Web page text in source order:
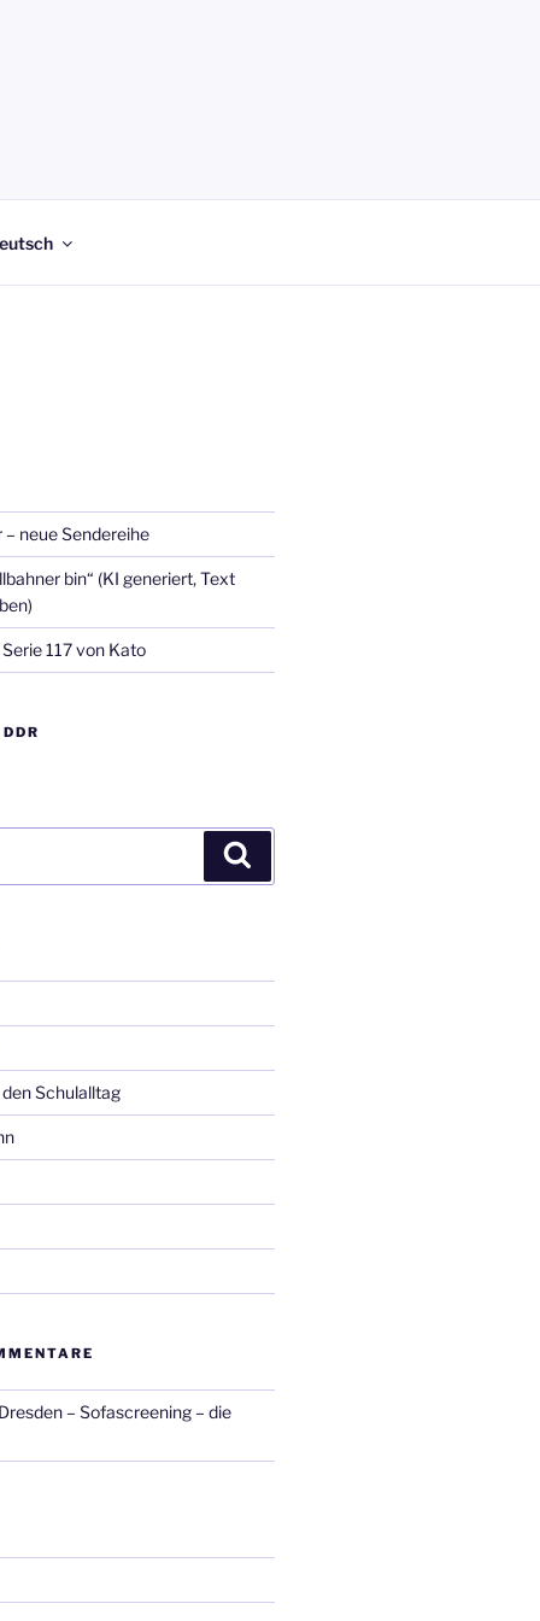
– neue Sendereihe
bin“ (KI generiert, Text
117 von Kato
Schulalltag
– Sofascreening – die